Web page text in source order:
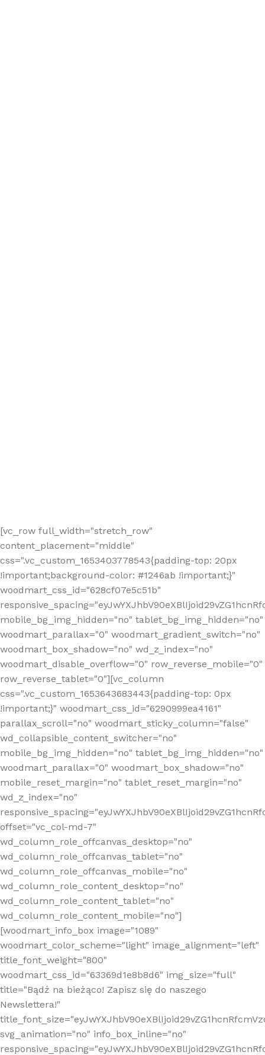
[vc_row full_width="stretch_row"
content_placement="middle"
css=".vc_custom_1653403778543{padding-top: 20px
!important;background-color: #1246ab !important;}"
woodmart_css_id="628cf07e5c51b"
mobile_bg_img_hidden="no" tablet_bg_img_hidden="no"
woodmart_parallax="0" woodmart_gradient_switch="no"
woodmart_box_shadow="no" wd_z_index="no"
woodmart_disable_overflow="0" row_reverse_mobile="0"
row_reverse_tablet="0"][vc_column
css=".vc_custom_1653643683443{padding-top: 0px
!important;}" woodmart_css_id="6290999ea4161"
parallax_scroll="no" woodmart_sticky_column="false"
wd_collapsible_content_switcher="no"
mobile_bg_img_hidden="no" tablet_bg_img_hidden="no"
woodmart_parallax="0" woodmart_box_shadow="no"
mobile_reset_margin="no" tablet_reset_margin="no"
wd_z_index="no"
offset="vc_col-md-7"
wd_column_role_offcanvas_desktop="no"
wd_column_role_offcanvas_tablet="no"
wd_column_role_offcanvas_mobile="no"
wd_column_role_content_desktop="no"
wd_column_role_content_tablet="no"
wd_column_role_content_mobile="no"]
[woodmart_info_box image="1089"
woodmart_color_scheme="light" image_alignment="left"
title_font_weight="800"
woodmart_css_id="63369d1e8b8d6" img_size="full"
title="Bądź na bieżąco! Zapisz się do naszego
Newslettera!"
svg_animation="no" info_box_inline="no"